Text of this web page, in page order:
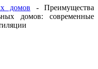
домов - Преимущества
домов: современные